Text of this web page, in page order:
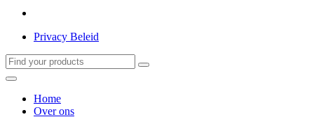
Privacy Beleid
Home
Over ons